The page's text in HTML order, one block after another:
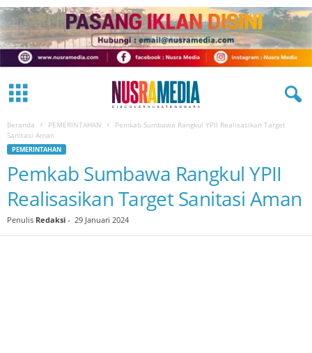
Beranda PEMERINTAHAN
Pemkab Sumbawa Rangkul YPII Realisasikan Target
Sanitasi Aman
PEMERINTAHAN
Pemkab Sumbawa Rangkul YPII
Realisasikan Target Sanitasi Aman
Penulis Redaksi - 29 Januari 2024